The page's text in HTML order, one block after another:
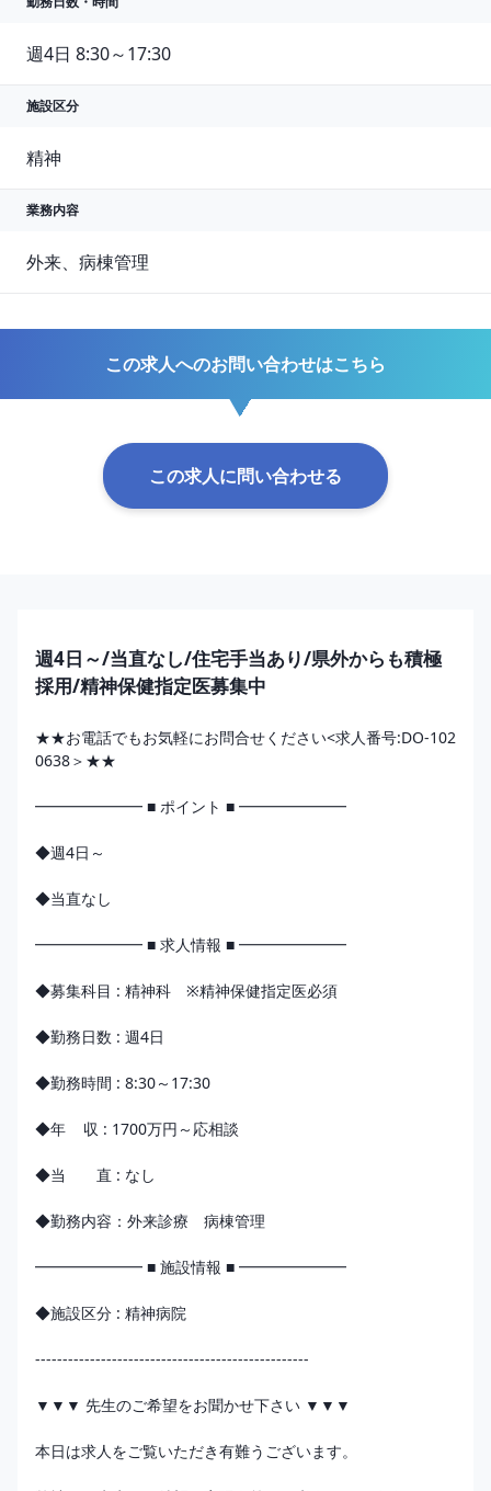
週4日 8:30～17:30
施設区分
精神
業務内容
外来、病棟管理
この求人へのお問い合わせはこちら
この求人に問い合わせる
週4日～/当直なし/住宅手当あり/県外からも積極
採用/精神保健指定医募集中
★★お電話でもお気軽にお問合せください<求人番号:DO-102
0638＞★★
━━━━━━━ ■ ポイント ■ ━━━━━━━
◆週4日～
◆当直なし
━━━━━━━ ■ 求人情報 ■ ━━━━━━━
◆募集科目 : 精神科　※精神保健指定医必須
◆勤務日数 : 週4日
◆勤務時間 : 8:30～17:30
◆年    収 : 1700万円～応相談
◆当　　直 : なし
◆勤務内容：外来診療　病棟管理
━━━━━━━ ■ 施設情報 ■ ━━━━━━━
◆施設区分 : 精神病院
--------------------------------------------------
▼▼▼ 先生のご希望をお聞かせ下さい ▼▼▼
本日は求人をご覧いただき有難うございます。